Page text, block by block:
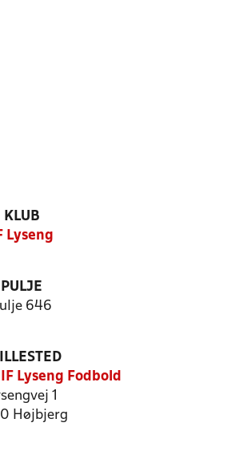
KLUB
Lyseng
PULJE
646
Lyseng Fodbold
1
Højbjerg